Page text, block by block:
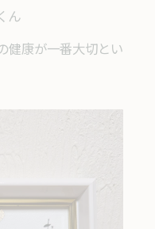
ん
健康が一番大切とい